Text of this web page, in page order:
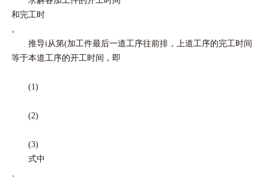
和完工时
。
推导i从第(加工件最后一道工序往前排，上道工序的完工时间
等于本道工序的开工时间，即
(1)
(2)
(3)
式中